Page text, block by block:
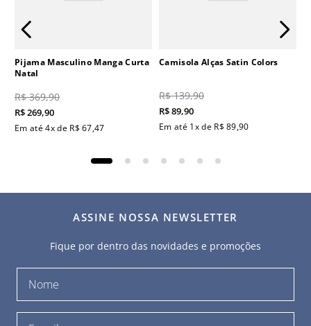
Pijama Masculino Manga Curta
Natal
R$ 369,90
R$269,90
Em até4x de R$ 67,47
Camisola Alças Satin Colors
R$ 139,90
R$89,90
Em até 1x de R$ 89,90
ASSINE NOSSA NEWSLETTER
Fique por dentro das novidades e promoções